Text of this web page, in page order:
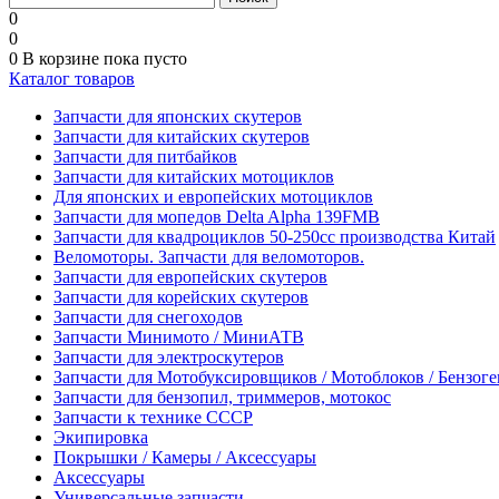
0
0
0 В корзине пока пусто
Каталог товаров
Запчасти для японских скутеров
Запчасти для китайских скутеров
Запчасти для питбайков
Запчасти для китайских мотоциклов
Для японских и европейских мотоциклов
Запчасти для мопедов Delta Alpha 139FMB
Запчасти для квадроциклов 50-250сс производства Китай
Веломоторы. Запчасти для веломоторов.
Запчасти для европейских скутеров
Запчасти для корейских скутеров
Запчасти для снегоходов
Запчасти Минимото / МиниАТВ
Запчасти для электроскутеров
Запчасти для Мотобуксировщиков / Мотоблоков /
Запчасти для бензопил, триммеров, мотокос
Запчасти к технике СССР
Экипировка
Покрышки / Камеры / Аксессуары
Аксессуары